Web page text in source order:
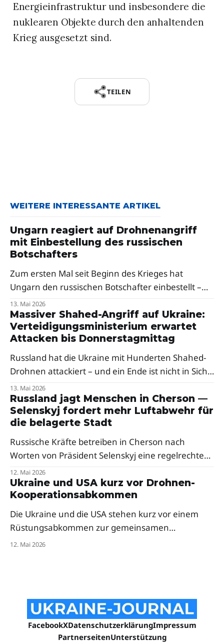
Energieinfrastruktur und insbesondere die
nuklearen Objekte durch den anhaltenden
Krieg ausgesetzt sind.
TEILEN
WEITERE INTERESSANTE ARTIKEL
Ungarn reagiert auf Drohnenangriff
mit Einbestellung des russischen
Botschafters
Zum ersten Mal seit Beginn des Krieges hat
Ungarn den russischen Botschafter einbestellt –
als Reaktion auf russische Drohnenangriffe auf die
Oblast Transkarpatien. Premierminister Péter
Magyar sprach von einer klaren Verurteilung,
Selenskyj dankte Budapest.
13. Mai 2026
Massiver Shahed-Angriff auf Ukraine:
Verteidigungsministerium erwartet
Attacken bis Donnerstagmittag
Russland hat die Ukraine mit Hunderten Shahed-
Drohnen attackiert – und ein Ende ist nicht in Sicht.
Ein Berater des Verteidigungsministeriums warnt
vor weiteren Raketenangriffen in der Nacht.
Besonders hart traf es den Westen des Landes.
13. Mai 2026
Russland jagt Menschen in Cherson —
Selenskyj fordert mehr Luftabwehr für
die belagerte Stadt
Russische Kräfte betreiben in Cherson nach
Worten von Präsident Selenskyj eine regelrechte
Menschenjagd mit Drohnen. Der Präsident fordert
dringend mehr Abfangsysteme und Mittel zur
elektronischen Kriegsführung für die frontnahe
Stadt.
12. Mai 2026
Ukraine und USA kurz vor Drohnen-
Kooperationsabkommen
Die Ukraine und die USA stehen kurz vor einem
Rüstungsabkommen zur gemeinsamen
Drohnenproduktion. Das Pentagon hat
12. Mai 2026
FacebookXDatenschutzerklärungImpressum
PartnerseitenUnterstützung